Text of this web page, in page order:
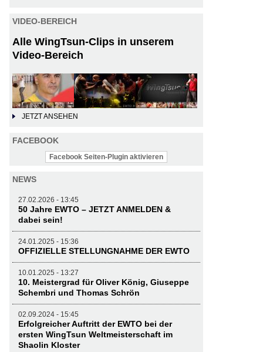
VIDEO-BEREICH
Alle WingTsun-Clips in unserem
Video-Bereich
JETZT ANSEHEN
FACEBOOK
Facebook Seiten-Plugin aktivieren
NEWS
27.02.2026 - 13:45
50 Jahre EWTO – JETZT ANMELDEN &
dabei sein!
24.01.2025 - 15:36
OFFIZIELLE STELLUNGNAHME DER EWTO
10.01.2025 - 13:27
10. Meistergrad für Oliver König, Giuseppe
Schembri und Thomas Schrön
02.09.2024 - 15:45
Erfolgreicher Auftritt der EWTO bei der
ersten WingTsun Weltmeisterschaft im
Shaolin Kloster